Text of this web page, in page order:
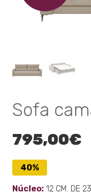
Sofa
40%
Núcleo: 12 CM. DE
795,00€